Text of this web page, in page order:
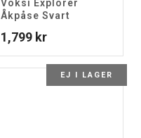
Voksi Explorer
Åkpåse Svart
1,799 kr
EJ I LAGER